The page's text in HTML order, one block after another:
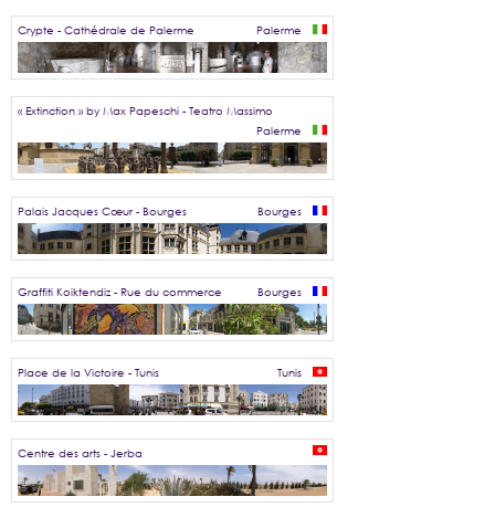
Crypte - Cathédrale de Palerme Palerme
« Extinction » by Max Papeschi - Teatro Massimo
Palerme
Palais Jacques Cœur - Bourges Bourges
Graffiti Koiktendiz - Rue du commerce Bourges
Place de la Victoire - Tunis Tunis
Centre des arts - Jerba